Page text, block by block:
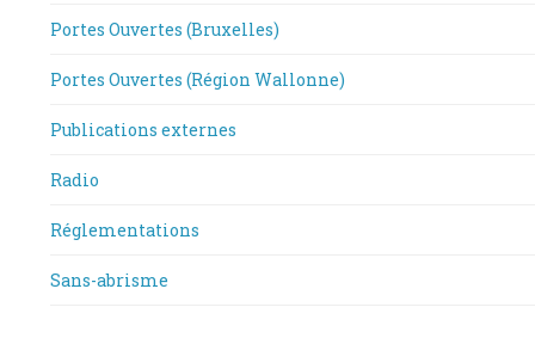
Portes Ouvertes (Bruxelles)
Portes Ouvertes (Région Wallonne)
Publications externes
Radio
Réglementations
Sans-abrisme